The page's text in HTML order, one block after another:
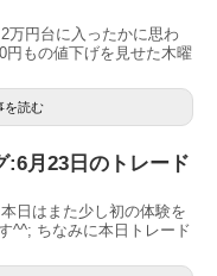
万円台に入ったかに思わ
円もの値下げを見せた木曜
を読む
:6月23日のトレード
日はまた少し初の体験を
^^; ちなみに本日トレード